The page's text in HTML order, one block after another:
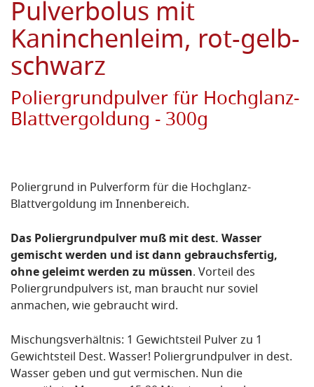
Pulverbolus mit
Kaninchenleim, rot-gelb-
schwarz
Poliergrundpulver für Hochglanz-
Blattvergoldung - 300g
Poliergrund in Pulverform für die Hochglanz-
Blattvergoldung im Innenbereich.
Das Poliergrundpulver muß mit dest. Wasser
gemischt werden und ist dann gebrauchsfertig,
ohne geleimt werden zu müssen. Vorteil des
Poliergrundpulvers ist, man braucht nur soviel
anmachen, wie gebraucht wird.
Mischungsverhältnis: 1 Gewichtsteil Pulver zu 1
Gewichtsteil Dest. Wasser! Poliergrundpulver in dest.
Wasser geben und gut vermischen. Nun die